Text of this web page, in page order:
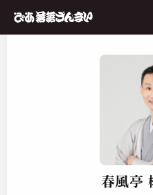
春風亭